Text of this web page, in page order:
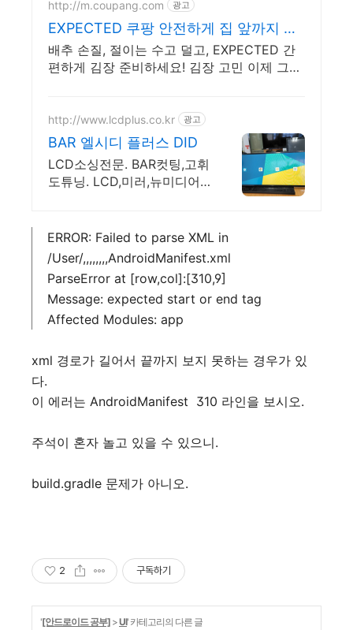
http://m.coupang.com 광고
EXPECTED 쿠팡 안전하게 집 앞까지 배
송
배추 손질, 절이는 수고 덜고, EXPECTED 간
편하게 김장 준비하세요! 김장 고민 이제 그만!
http://www.lcdplus.co.kr 광고
BAR 엘시디 플러스 DID
LCD소싱전문. BAR컷팅,고휘
도튜닝. LCD,미러,뉴미디어
ERROR: Failed to parse XML in
/User/,,,,,,,,AndroidManifest.xml
ParseError at [row,col]:[310,9]
Message: expected start or end tag
Affected Modules: app
xml 경로가 길어서 끝까지 보지 못하는 경우가 있
다.
이 에러는 AndroidManifest 310 라인을 보시오.
주석이 혼자 놀고 있을 수 있으니.
build.gradle 문제가 아니오.
2 구독하기
'[안드로이드 공부] >UI' 카테고리의 다른 글